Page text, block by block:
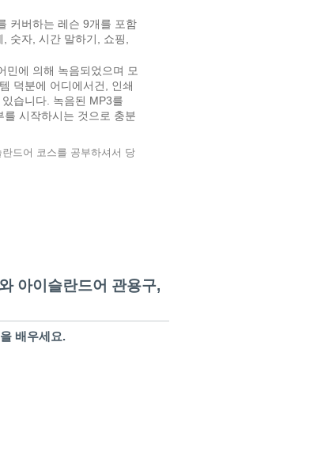
커버하는 레슨 9개를 포함
숫자, 시간 말하기, 쇼핑,
민에 의해 녹음되었으며 모
덕분에 어디에서건, 인쇄
습니다. 녹음된 MP3를
시작하시는 것으로 충분
드어 코스를 공부하셔서 당
아이슬란드어 관용구,
배우세요.